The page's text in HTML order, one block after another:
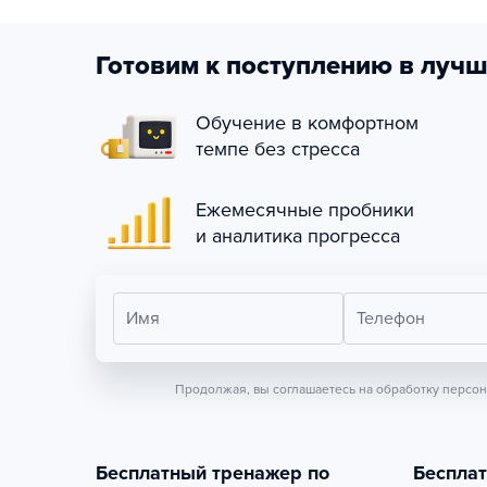
Готовим к поступлению в
Обучение в комфортном
темпе без стресса
Ежемесячные пробники
и аналитика прогресса
Имя Телефон
Продолжая, вы соглашаетесь на обработку
Бесплатный тренажер по